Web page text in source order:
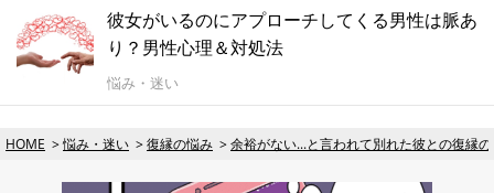
彼女がいるのにアプローチしてくる男性は脈あ
り？男性心理＆対処法
悩み・迷い
HOME 悩み・迷い 復縁の悩み 余裕がない...と言われて別れた彼との復縁